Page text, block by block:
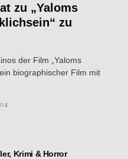
zu „Yaloms
zu
der Film „Yaloms
biographischer Film mit
Krimi & Horror